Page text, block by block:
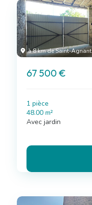
à 8 km de Saint-Agnant
67 500 €
1 pièce
48.00 m²
Avec jardin